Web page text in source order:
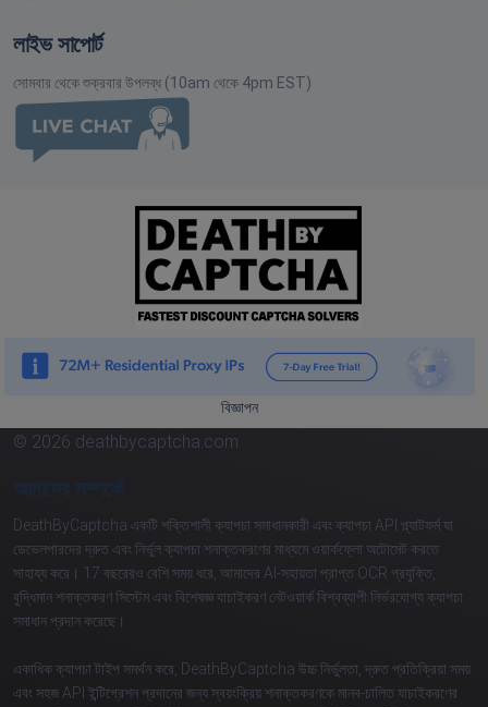
লাইভ সাপোর্ট
সোমবার থেকে শুক্রবার উপলব্ধ (10am থেকে 4pm EST)
বিজ্ঞাপন
© 2026 deathbycaptcha.com
DeathByCaptcha একটি শক্তিশালী ক্যাপচা সমাধানকারী এবং ক্যাপচা API প্ল্যাটফর্ম যা
ডেভেলপারদের দ্রুত এবং নির্ভুল ক্যাপচা শনাক্তকরণের মাধ্যমে ওয়ার্কফ্লো অটোমেট করতে
সাহায্য করে। 17 বছরেরও বেশি সময় ধরে, আমাদের AI-সহায়তা প্রাপ্ত OCR প্রযুক্তি,
বুদ্ধিমান শনাক্তকরণ সিস্টেম এবং বিশেষজ্ঞ যাচাইকরণ নেটওয়ার্ক বিশ্বব্যাপী নির্ভরযোগ্য ক্যাপচা
সমাধান প্রদান করেছে।
একাধিক ক্যাপচা টাইপ সমর্থন করে, DeathByCaptcha উচ্চ নির্ভুলতা, দ্রুত প্রতিক্রিয়া সময়
এবং সহজ API ইন্টিগ্রেশন প্রদানের জন্য স্বয়ংক্রিয় শনাক্তকরণকে মানব-চালিত যাচাইকরণের